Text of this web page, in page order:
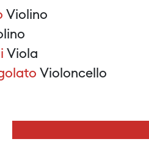
Violino
Viola
Violoncello